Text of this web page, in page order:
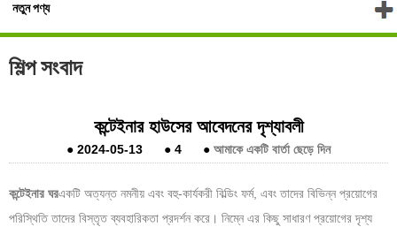
নতুন পণ্য
শিল্প সংবাদ
কন্টেইনার হাউসের আবেদনের দৃশ্যাবলী
● 2024-05-13 ● 4 ● আমাকে একটি বার্তা ছেড়ে দিন
কন্টেইনার ঘরএকটি অত্যন্ত নমনীয় এবং বহু-কার্যকরী বিল্ডিং ফর্ম, এবং তাদের বিভিন্ন প্রয়োগের
পরিস্থিতি তাদের বিস্তৃত ব্যবহারিকতা প্রদর্শন করে। নিম্নে এর কিছু সাধারণ প্রয়োগের দৃশ্য